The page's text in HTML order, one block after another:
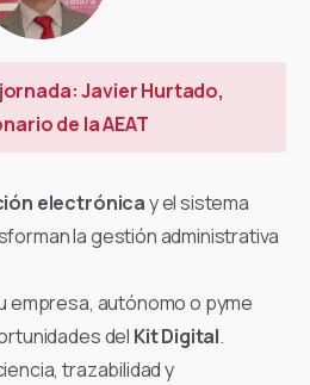
Javier Hurtado,
de la AEAT
electrónicay el sistema
la gestión administrativa
empresa, autónomo o pyme
del Kit Digital.
trazabilidad y